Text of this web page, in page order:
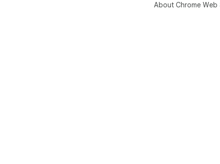
About Chrome Web